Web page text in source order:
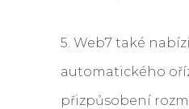
5. Web7 také
automatického
přizpůsobení